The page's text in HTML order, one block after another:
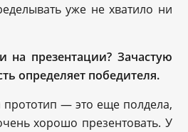
уже не хватило ни
презентации? Зачастую
определяет победителя.
прототип — это еще полдела,
хорошо презентовать. У